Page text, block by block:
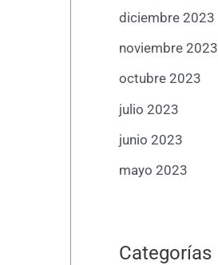
diciembre 2023
noviembre 2023
octubre 2023
julio 2023
junio 2023
mayo 2023
Categorías